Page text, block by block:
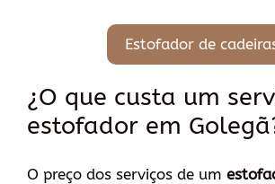
Estofador de
¿O que custa um
estofador em
O preço dos serviços de um